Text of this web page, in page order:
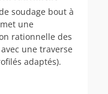
soudage bout à
une
rationnelle des
une traverse
adaptés).